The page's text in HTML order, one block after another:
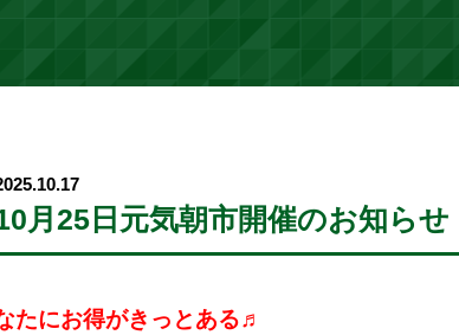
月25日元気朝市開催のお知らせ
たにお得がきっとある♬